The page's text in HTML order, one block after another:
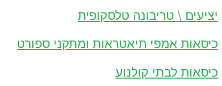
יציעים \ טריבונה טלסקופית
כיסאות אמפי תיאטראות ומתקני ספורט
כיסאות לבתי קולנוע